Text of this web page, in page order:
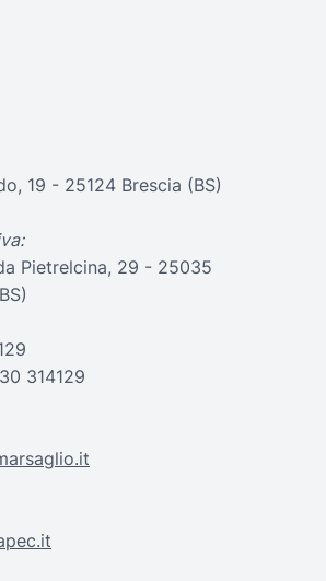
19 - 25124 Brescia (BS)
Pietrelcina, 29 - 25035
314129